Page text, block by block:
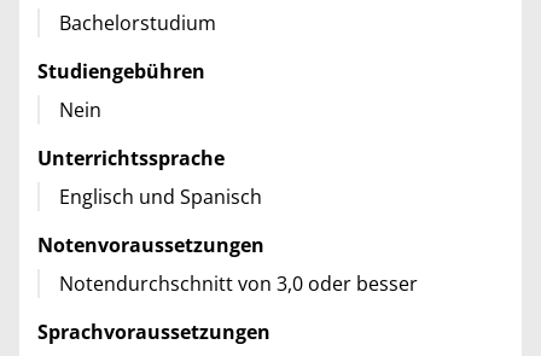
Bachelorstudium
Studiengebühren
Nein
Unterrichtssprache
Englisch und Spanisch
Notenvoraussetzungen
Notendurchschnitt von 3,0 oder besser
Sprachvoraussetzungen